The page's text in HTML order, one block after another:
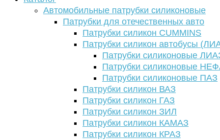
Автомобильные патрубки силиконовые
Патрубки для отечественных авто
Патрубки силикон CUMMINS
Патрубки силикон автобусы
Патрубки силиконовые
Патрубки силиконовые
Патрубки силиконовые ПАЗ
Патрубки силикон ВАЗ
Патрубки силикон ГАЗ
Патрубки силикон ЗИЛ
Патрубки силикон КАМАЗ
Патрубки силикон КРАЗ